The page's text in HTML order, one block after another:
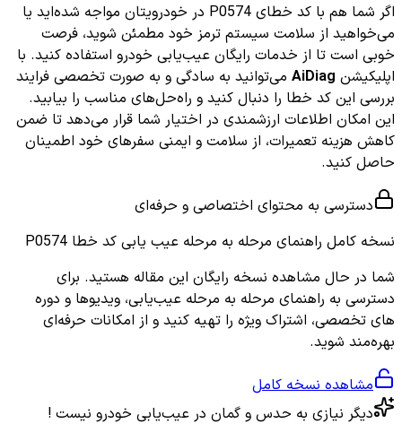
اگر شما هم با کد خطای P0574 در خودرویتان مواجه شده‌اید یا
می‌خواهید از سلامت سیستم ترمز خود مطمئن شوید، فرصت
خوبی است تا از خدمات رایگان عیب‌یابی خودرو استفاده کنید. با
اپلیکیشن AiDiag می‌توانید به سادگی و به صورت تخصصی فرایند
بررسی این کد خطا را دنبال کنید و راه‌حل‌های مناسب را بیابید.
این امکان اطلاعات ارزشمندی در اختیار شما قرار می‌دهد تا ضمن
کاهش هزینه تعمیرات، از سلامت و ایمنی سفرهای خود اطمینان
حاصل کنید.
دسترسی به محتوای اختصاصی و حرفه‌ای
نسخه کامل راهنمای مرحله به مرحله عیب یابی کد خطا P0574
شما در حال مشاهده نسخه رایگان این مقاله هستید. برای
دسترسی به راهنمای مرحله به مرحله عیب‌یابی، ویدیوها و دوره
های تخصصی، اشتراک ویژه را تهیه کنید و از امکانات حرفه‌ای
بهره‌مند شوید.
مشاهده نسخه کامل
دیگر نیازی به حدس و گمان در عیب‌یابی خودرو نیست !